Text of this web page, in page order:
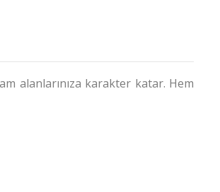
alanlarınıza karakter katar. Hem